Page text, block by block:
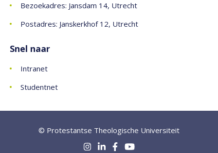
Bezoekadres: Jansdam 14, Utrecht
Postadres: Janskerkhof 12, Utrecht
Snel naar
Intranet
Studentnet
© Protestantse Theologische Universiteit